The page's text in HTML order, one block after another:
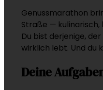
Genussmarathon
Straße — kulinarisch,
Du bist derjenige,
wirklich lebt. Und du
Deine